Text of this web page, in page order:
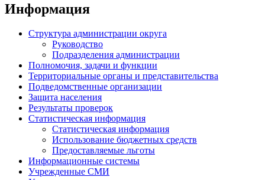
Информация
Структура администрации округа
Руководство
Подразделения администрации
Полномочия, задачи и функции
Территориальные органы и представительства
Подведомственные организации
Защита населения
Результаты проверок
Статистическая информация
Статистическая информация
Использование бюджетных средств
Предоставляемые льготы
Информационные системы
Учрежденные СМИ